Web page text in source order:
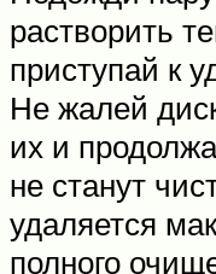
растворить
приступай к
Не жалей
их и
не станут
удаляется
полного